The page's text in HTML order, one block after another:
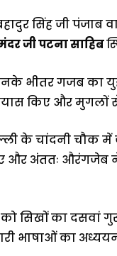
सिंह जी पंजाब
जी पटना साहिब
भीतर गजब का
किए और मुगलों
के चांदनी चौक में
और अंततः औरंगजेब
सिखों का दसवां
भाषाओं का